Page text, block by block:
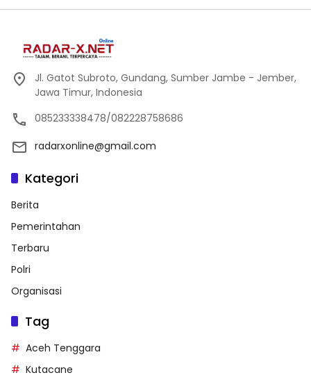
Jl. Gatot Subroto, Gundang, Sumber Jambe - Jember,
Jawa Timur, Indonesia
085233338478/082228758686
radarxonline@gmail.com
Kategori
Berita
Pemerintahan
Terbaru
Polri
Organisasi
Tag
Aceh Tenggara
Kutacane